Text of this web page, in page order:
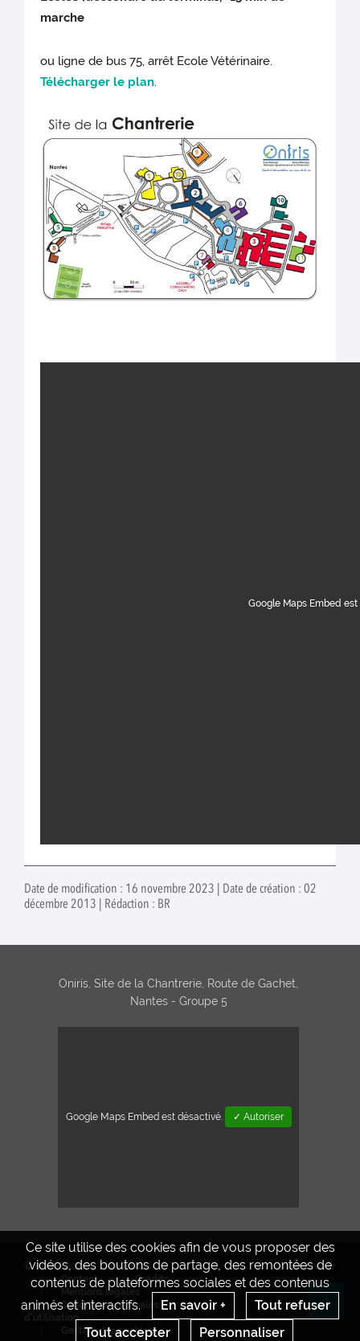
marche
ou ligne de bus 75, arrêt Ecole Vétérinaire.
Télécharger le plan.
Google Maps Embed
Date de modification : 16 novembre 2023 | Date de création : 02
décembre 2013 | Rédaction : BR
Ce site utilise des cookies afin de vous proposer des
vidéos, des boutons de partage, des remontées de
contenus de plateformes sociales et des contenus
animés et interactifs.
En savoir +
Tout refuser
Tout accepter
Personnaliser
Oniris, Site de la Chantrerie, Route de Gachet,
Nantes - Groupe 5
Google Maps Embed est désactivé. ✓ Autoriser
© INRAE 2022
Actualités
Contact
Crédits
Mentions legales
Conditions générales
d'utilisation
Gestion des cookies
www.inrae.fr